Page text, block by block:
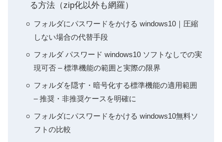
る方法（zip化以外も網羅）
フォルダにパスワードをかける windows10｜圧縮
しない場合の代替手段
フォルダ パスワード windows10 ソフトなしでの実
現可否 – 標準機能の範囲と実際の限界
フォルダを隠す・暗号化する標準機能の適用範囲
– 推奨・非推奨ケースを明確に
フォルダにパスワードをかける windows10無料ソ
フトの比較